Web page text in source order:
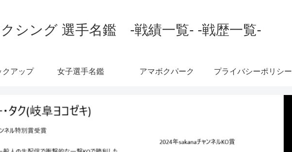
シング 選手名鑑 -戦績一覧- -戦歴一覧-
クアップ 女子選手名鑑 アマボクパーク プライバシーポリシー